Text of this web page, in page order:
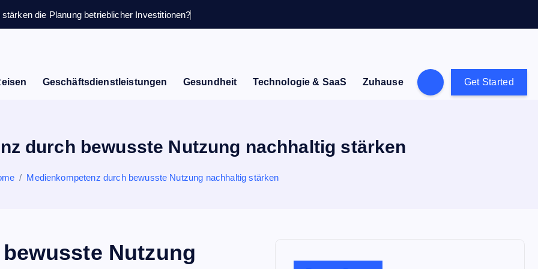
die Planung betrieblicher Investitionen?
Geschäftsdienstleistungen Gesundheit Technologie & SaaS Zuhause Get Started
durch bewusste Nutzung nachhaltig stärken
Medienkompetenz durch bewusste Nutzung nachhaltig stärken
Nutzung